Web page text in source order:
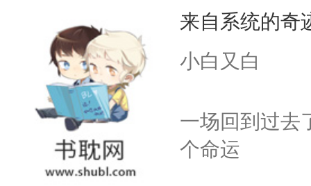
来自系统的奇
小白又白
一场回到过去
个命运